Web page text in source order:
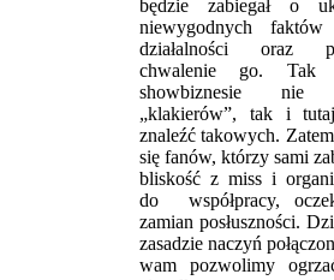
będzie zabiegał o
niewygodnych
działalności oraz
chwalenie go.
showbiznesie nie
„klakierów”, tak i
znaleźć takowych.
się fanów, którzy sami
bliskość z miss i
do współpracy,
zamian posłuszności.
zasadzie naczyń
wam pozwolimy